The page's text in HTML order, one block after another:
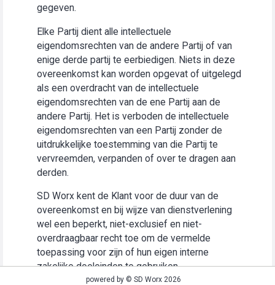
gegeven.
Elke Partij dient alle intellectuele
eigendomsrechten van de andere Partij of van
enige derde partij te eerbiedigen. Niets in deze
overeenkomst kan worden opgevat of uitgelegd
als een overdracht van de intellectuele
eigendomsrechten van de ene Partij aan de
andere Partij. Het is verboden de intellectuele
eigendomsrechten van een Partij zonder de
uitdrukkelijke toestemming van die Partij te
vervreemden, verpanden of over te dragen aan
derden.
SD Worx kent de Klant voor de duur van de
overeenkomst en bij wijze van dienstverlening
wel een beperkt, niet-exclusief en niet-
overdraagbaar recht toe om de vermelde
toepassing voor zijn of hun eigen interne
zakelijke doeleinden te gebruiken
(“Gebruiksrecht”).powered by © SD Worx 2026